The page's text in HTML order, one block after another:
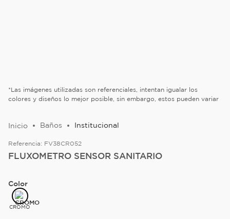
*Las imágenes utilizadas son referenciales, intentan igualar los
colores y diseños lo mejor posible, sin embargo, estos pueden variar
Baños Institucional
Referencia: FV38CR052
FLUXOMETRO SENSOR SANITARIO
Color
CROMO